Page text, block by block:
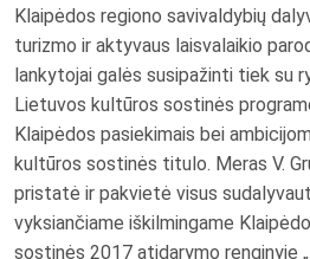
Klaipėdos regiono savivaldybių
turizmo ir aktyvaus laisvalaikio
lankytojai galės susipažinti tiek su
Lietuvos kultūros sostinės
Klaipėdos pasiekimais bei
kultūros sostinės titulo. Meras V.
pristatė ir pakvietė visus
vyksiančiame iškilmingame
sostinės 2017 atidarymo renginyje